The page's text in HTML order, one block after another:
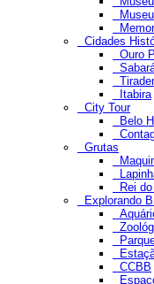
Cidades
Ouro
Itabira
City Tour
Belo
Grutas
Rei
Explorando
CCBB